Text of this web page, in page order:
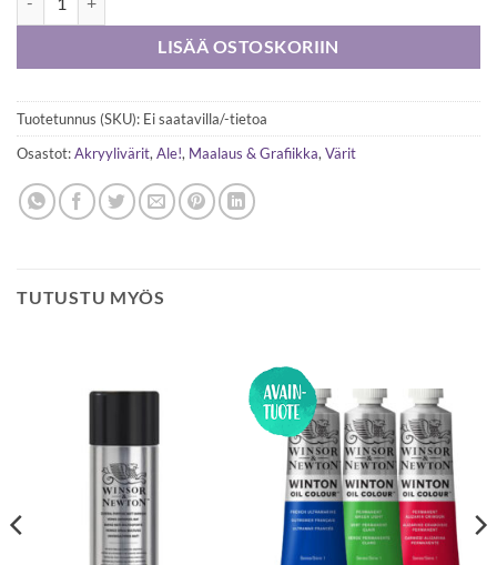
LISÄÄ OSTOSKORIIN
Tuotetunnus (SKU): Ei saatavilla/-tietoa
Osastot:Akryylivärit, Ale!, Maalaus & Grafiikka, Värit
TUTUSTU MYÖS